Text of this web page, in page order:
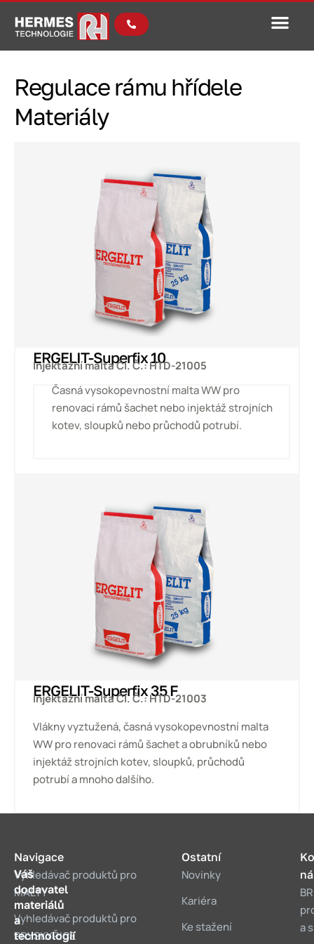
Regulace rámu hřídele
Materiály
ERGELIT-Superfix 10
Injektážní malta Čl. Č.: HTD-21005
Časná vysokopevnostní malta WW pro
renovaci rámů šachet nebo injektáž strojních
kotev, sloupků nebo průchodů potrubí.
ERGELIT-Superfix 35 F
Injektážní malta Čl. Č.: HTD-21003
Vlákny vyztužená, časná vysokopevnostní malta
WW pro renovaci rámů šachet a obrubníků nebo
injektáž strojních kotev, sloupků, průchodů
potrubí a mnoho dalšího.
Váš
dodavatel
materiálů
a
technologií
Navigace
Vyhledávač produktů pro
MALTY
Vyhledávač produktů pro
PRYSKYŘICE
Ostatní
Novinky
Kariéra
Ke stažení
a